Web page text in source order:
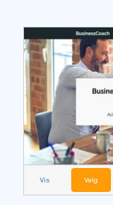
Vis Velg